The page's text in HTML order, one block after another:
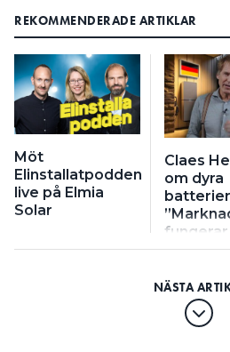
REKOMMENDERADE ARTIKLAR
Möt
Elinstallatpodden
live på Elmia
Solar
Claes
om dyra
fungerar